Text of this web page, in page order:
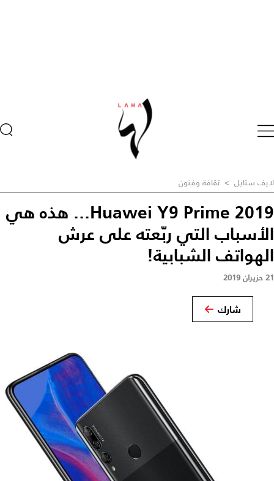
لايف ستايل > ثقافة وفنون
Huawei Y9 Prime 2019... هذه هي
الأسباب التي ربّعته على عرش
الهواتف الشبابية!
21 حزيران 2019
شارك